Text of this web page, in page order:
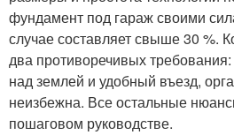
фундамент под гараж своими
случае составляет свыше 30 %.
два противоречивых
над землей и удобный въезд,
неизбежна. Все остальные
пошаговом руководстве.